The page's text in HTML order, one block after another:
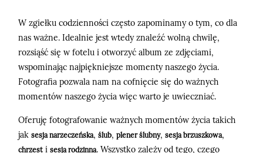
W zgiełku codzienności często zapominamy o tym, co dla
nas ważne. Idealnie jest wtedy znaleźć wolną chwilę,
rozsiąść się w fotelu i otworzyć album ze zdjęciami,
wspominając najpiękniejsze momenty naszego życia.
Fotografia pozwala nam na cofnięcie się do ważnych
momentów naszego życia więc warto je uwieczniać.
Oferuję fotografowanie ważnych momentów życia takich
jak sesja narzeczeńska, ślub, plener ślubny, sesja brzuszkowa,
chrzest i sesja rodzinna. Wszystko zależy od tego, czego